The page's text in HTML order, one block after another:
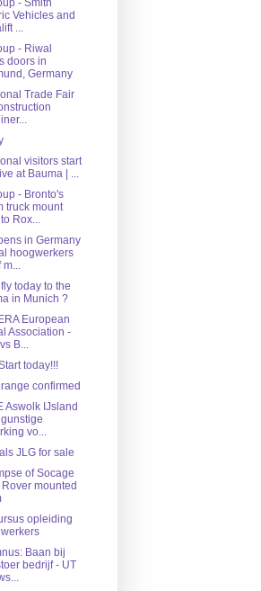
- Smith
Vehicles and
...
- Riwal
doors in
Germany
Trade Fair
visitors start
at Bauma | ...
- Bronto's
truck mount
Rox...
in Germany
hoogwerkers
m...
today to the
in Munich ?
European
Association -
B...
today!!!
confirmed
Aswolk IJsland
vo...
JLG for sale
of Socage
Rover mounted
opleiding
Baan bij
bedrijf - UT